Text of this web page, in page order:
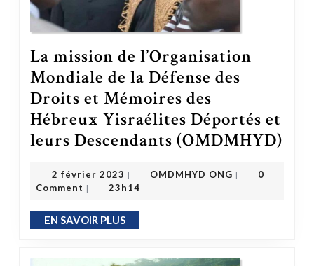
La mission de l’Organisation
Mondiale de la Défense des
Droits et Mémoires des
Hébreux Yisraélites Déportés et
leurs Descendants (OMDMHYD)
2 février 2023 | OMDMHYD ONG |
0
Comment | 23h14
EN SAVOIR PLUSEN SAVOIR PLUS